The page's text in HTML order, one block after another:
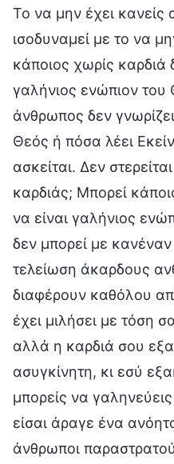
Το να μην έχει κανείς
ισοδυναμεί με το να
κάποιος χωρίς καρδιά
γαλήνιος ενώπιον του
άνθρωπος δεν
Θεός ή πόσα λέει
ασκείται. Δεν
καρδιάς; Μπορεί
να είναι γαλήνιος
δεν μπορεί με
τελείωση άκαρδους
διαφέρουν καθόλου
έχει μιλήσει με τόση
αλλά η καρδιά σου
ασυγκίνητη, κι εσύ
μπορείς να
είσαι άραγε ένα
άνθρωποι